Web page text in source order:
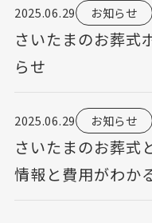
2025.06.29 お知らせ
さいたまのお葬式
らせ
2025.06.29 お知らせ
さいたまのお葬式
情報と費用がわか